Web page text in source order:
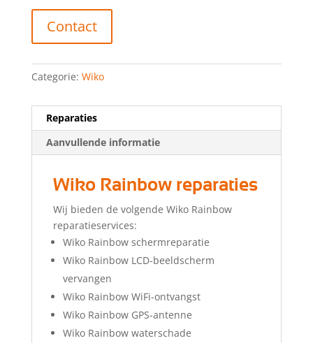
Contact
Categorie: Wiko
Reparaties
Aanvullende informatie
Wiko Rainbow reparaties
Wij bieden de volgende Wiko Rainbow
reparatieservices:
Wiko Rainbow schermreparatie
Wiko Rainbow LCD-beeldscherm
vervangen
Wiko Rainbow WiFi-ontvangst
Wiko Rainbow GPS-antenne
Wiko Rainbow waterschade